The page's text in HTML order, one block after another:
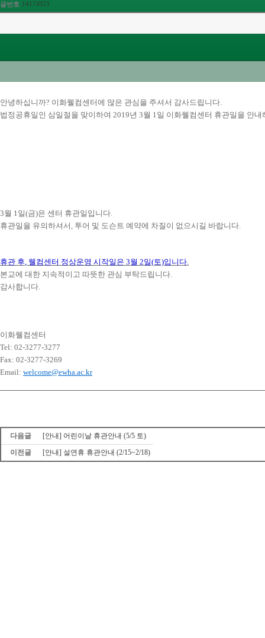
글번호 14174323
안녕하십니까? 이화웰컴센터에 많은 관심을 주셔서 감사드립니다.
법정공휴일인 삼일절을 맞이하여 2019년 3월 1일 이화웰컴센터 휴관일을 안내
3월 1일(금)은 센터 휴관일입니다.
휴관일을 유의하셔서 , 투어 및 도슨트 예약에 차질이 없으시길 바랍니다.
휴관 후, 웰컴센터 정상운영 시작일은 3월 2일(토)입니다.
본교에 대한 지속적이고 따뜻한 관심 부탁드립니다.
감사합니다.
이화웰컴센터
Tel: 02-3277-3277
Fax: 02-3277-3269
Email: welcome@ewha.ac.kr
다음글
[안내] 어린이날 휴관안내 (5/5 토)
이전글
[안내] 설연휴 휴관안내 (2/15~2/18)